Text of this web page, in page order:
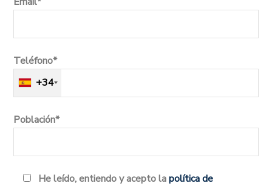
Teléfono*
+34
Población*
He leído, entiendo y acepto lapolítica de